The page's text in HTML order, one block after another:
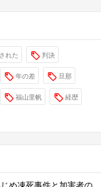
れた 判決
年の差 旦那
福山里帆 経歴
め凍死事件と加害者の